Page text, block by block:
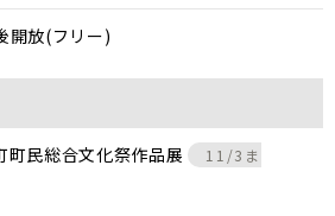
開放(フリー)
民総合文化祭作品展
11/3ま